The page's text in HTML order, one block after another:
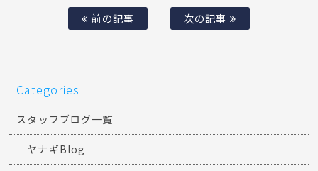
前の記事 次の記事
Categories
スタッフブログ一覧
ヤナギBlog